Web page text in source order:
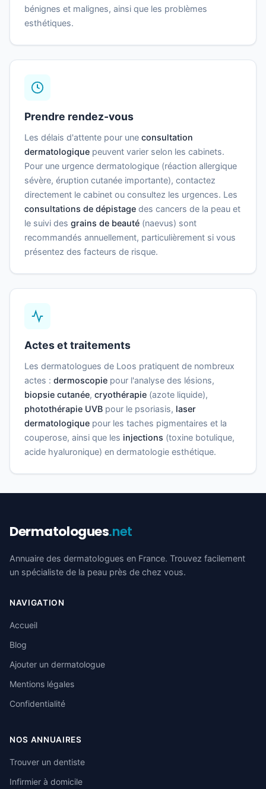
bénignes et malignes, ainsi que les problèmes
esthétiques.
Prendre rendez-vous
Les délais d'attente pour une consultation
dermatologique peuvent varier selon les cabinets.
Pour une urgence dermatologique (réaction allergique
sévère, éruption cutanée importante), contactez
directement le cabinet ou consultez les urgences. Les
consultations de dépistage des cancers de la peau et
le suivi des grains de beauté (naevus) sont
recommandés annuellement, particulièrement si vous
présentez des facteurs de risque.
Actes et traitements
Les dermatologues de Loos pratiquent de nombreux
actes : dermoscopie pour l'analyse des lésions,
biopsie cutanée, cryothérapie (azote liquide),
photothérapie UVB pour le psoriasis, laser
dermatologique pour les taches pigmentaires et la
couperose, ainsi que les injections (toxine botulique,
acide hyaluronique) en dermatologie esthétique.
Dermatologues.net
Annuaire des dermatologues en France. Trouvez facilement
un spécialiste de la peau près de chez vous.
NAVIGATION
Accueil
Blog
Ajouter un dermatologue
Mentions légales
Confidentialité
NOS ANNUAIRES
Trouver un dentiste
Infirmier à domicile